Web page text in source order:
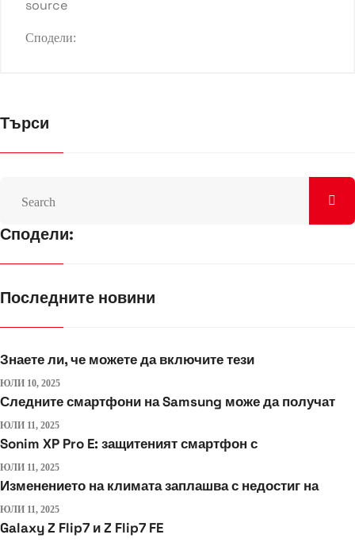
source
Сподели:
Търси
Сподели:
Последните новини
Знаете ли, че можете да включите тези
ЮЛИ 10, 2025
Следните смартфони на Samsung може да получат
ЮЛИ 11, 2025
Sonim XP Pro E: защитеният смартфон с
ЮЛИ 11, 2025
Изменението на климата заплашва с недостиг на
ЮЛИ 11, 2025
Galaxy Z Flip7 и Z Flip7 FE